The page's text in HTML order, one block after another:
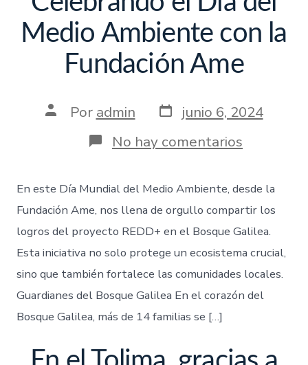
Medio Ambiente con la
Fundación Ame
Por admin
junio 6, 2024
No hay comentarios
En este Día Mundial del Medio Ambiente, desde la
Fundación Ame, nos llena de orgullo compartir los
logros del proyecto REDD+ en el Bosque Galilea.
Esta iniciativa no solo protege un ecosistema crucial,
sino que también fortalece las comunidades locales.
Guardianes del Bosque Galilea En el corazón del
Bosque Galilea, más de 14 familias se […]